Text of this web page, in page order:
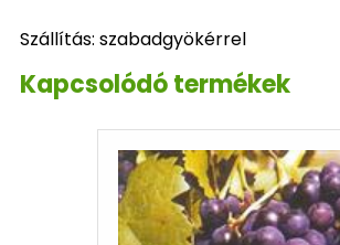
Szállítás: szabadgyökérrel
Kapcsolódó termékek